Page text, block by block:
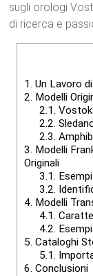
sugli orologi
di ricerca e
1. Un Lavoro
2. Modelli
2.1.
2.2.
2.3.
3. Modelli
Originali
3.1.
3.2.
4. Modelli
4.1.
4.2.
5. Cataloghi
5.1.
6. Conclusioni